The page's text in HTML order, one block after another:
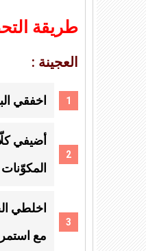
طريقة
العجينة :
اخفقي
أضيفي
اخلطي
مع